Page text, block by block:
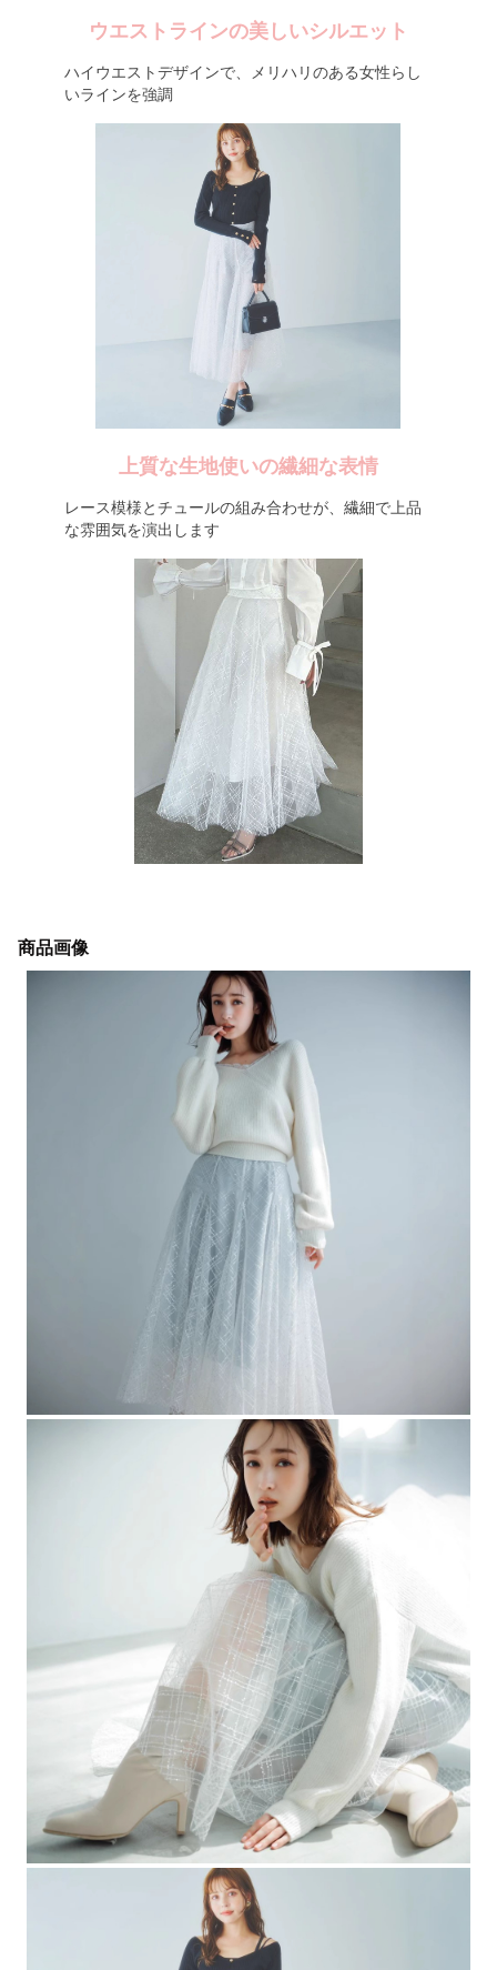
ウエストラインの美しいシルエット
ハイウエストデザインで、メリハリのある女性らし
いラインを強調
上質な生地使いの繊細な表情
レース模様とチュールの組み合わせが、繊細で上品
な雰囲気を演出します
商品画像